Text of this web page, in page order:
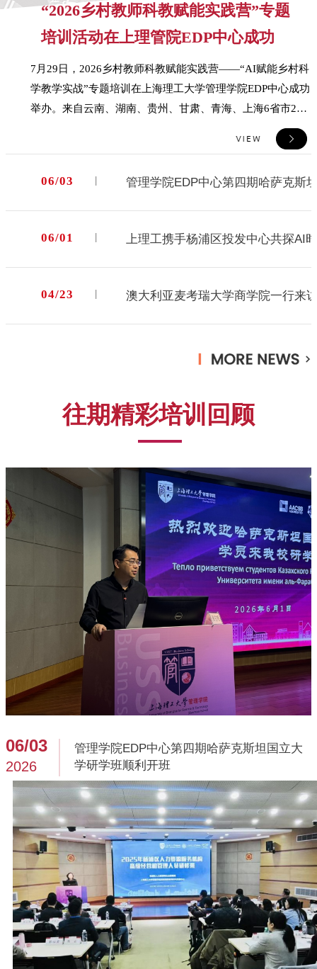
“2026乡村教师科教赋能实践营”专题
培训活动在上理管院EDP中心成功举
办
7月29日，2026乡村教师科教赋能实践营——“AI赋能乡村科
学教学实战”专题培训在上海理工大学管理学院EDP中心成功
举办。来自云南、湖南、贵州、甘肃、青海、上海6省市29
所学校的36名研修教师及公益导师齐聚一堂，共同探索人工
智能赋能乡村科学教育的新路径、新方法。管理学院院长赵
教师是乡村孩子瞭望世界的第一扇窗、科学启蒙的守灯人。
可及；其二，为乡村教师真正“赋”起能——AI是教师最得力
的“超级助教”，帮助教师掌握生成个性化教案、设计虚拟实
验、精准分析学情的能力；其三，让大学与乡村真正“连”起
工智能应用等多学科优势资源为依托，让高校智力资源持续
个性化教案、虚拟实验设计、学情精准分析等核心模块进行
——利用AI结合乡村教学环境改造科学实验方案；如何利用
AI快速生成个性化教案，大
06/03 管理学院EDP中心第四期哈萨克斯
06/01 上理工携手杨浦区投发中心共探AI
04/23 澳大利亚麦考瑞大学商学院一行来
往期精彩培训回顾
06/03
2026
管理学院EDP中心第四期哈萨克斯坦国立大
学研学班顺利开班